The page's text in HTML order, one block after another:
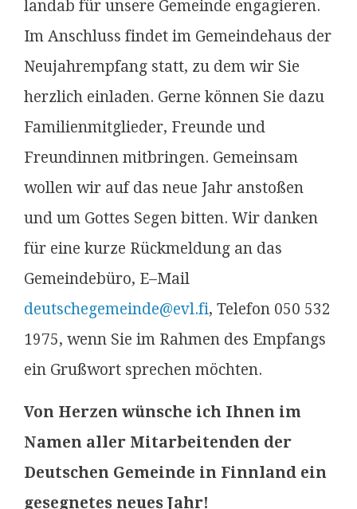
landab für unsere Gemeinde engagieren.
Im Anschluss findet im Gemeindehaus der
Neujahrempfang statt, zu dem wir Sie
herzlich einladen. Gerne können Sie dazu
Familienmitglieder, Freunde und
Freundinnen mitbringen. Gemeinsam
wollen wir auf das neue Jahr anstoßen
und um Gottes Segen bitten. Wir danken
für eine kurze Rückmeldung an das
Gemeindebüro, E–Mail
deutschegemeinde@evl.fi, Telefon 050 532
1975, wenn Sie im Rahmen des Empfangs
ein Grußwort sprechen möchten.
Von Herzen wünsche ich Ihnen im
Namen aller Mitarbeitenden der
Deutschen Gemeinde in Finnland ein
gesegnetes neues Jahr!